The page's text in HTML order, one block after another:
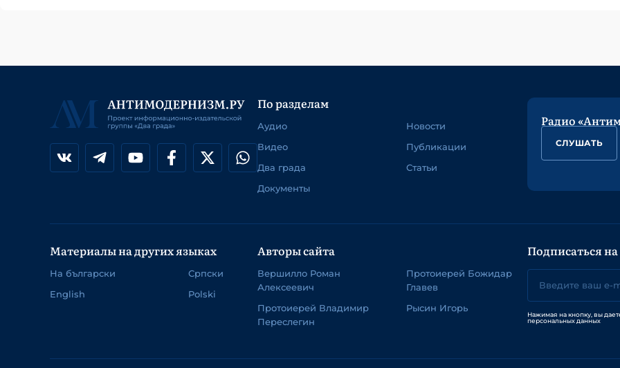
По разделам
Аудио
Видео
Два града
Документы
Новости
Публикации
Статьи
Радио
СЛУШАТЬ
Материалы на других языках
На български
English
Српски
Polski
Авторы сайта
Вершилло Роман
Алексеевич
Протоиерей Владимир
Переслегин
Протоиерей Божидар
Главев
Рысин Игорь
Подписаться
Нажимая на кнопку, вы
персональных данных